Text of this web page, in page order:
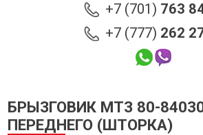
+7 (701) 763
+7 (777) 262
БРЫЗГОВИК МТЗ 80-
ПЕРЕДНЕГО (ШТОРКА)